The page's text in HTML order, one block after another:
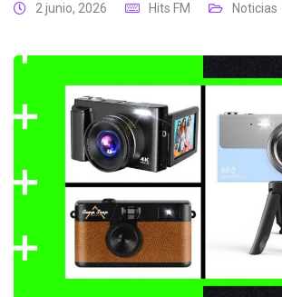
2 junio, 2026 Hits FM Noticias